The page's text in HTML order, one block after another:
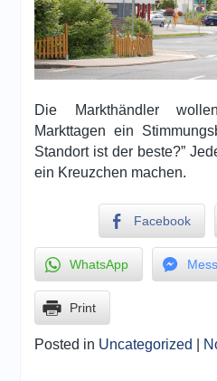
Die Markthändler
Markttagen ein
Standort ist der beste?”
ein Kreuzchen machen.
Facebook
WhatsApp
Print
Posted in Uncategorized